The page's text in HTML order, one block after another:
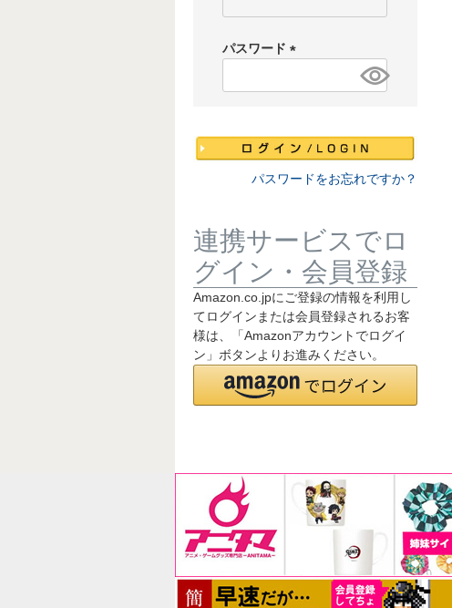
)
パスワード
必
パスワードをお忘れですか？
連携サービスでロ
グイン・会員登録
Amazon.co.jpにご登録の情報を利用し
てログインまたは会員登録されるお客
様は、「Amazonアカウントでログイ
ン」ボタンよりお進みください。